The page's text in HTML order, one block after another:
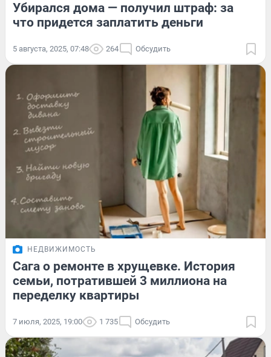
Убирался дома — получил штраф: за
что придется заплатить деньги
5 августа, 2025, 07:48 264 Обсудить
НЕДВИЖИМОСТЬ
Сага о ремонте в хрущевке. История
семьи, потратившей 3 миллиона на
переделку квартиры
7 июля, 2025, 19:00 1 735 Обсудить